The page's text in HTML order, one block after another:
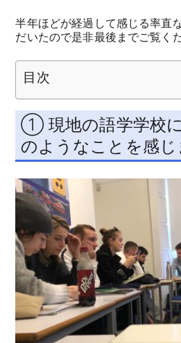
半年ほどが経過して感じる率直
だいたので是非最後までご覧く
目次
① 現地の語学学校
のようなことを感じ